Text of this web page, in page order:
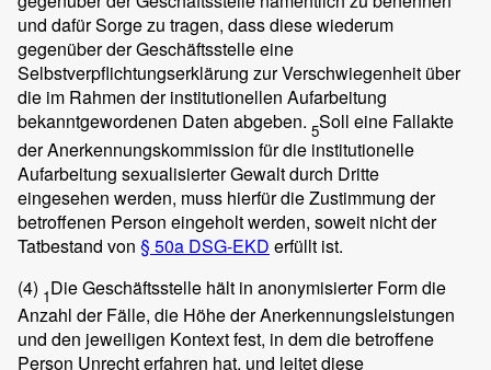
und dafür Sorge zu tragen, dass diese wiederum
gegenüber der Geschäftsstelle eine
Selbstverpflichtungserklärung zur Verschwiegenheit über
die im Rahmen der institutionellen Aufarbeitung
bekanntgewordenen Daten abgeben. 5Soll eine Fallakte
der Anerkennungskommission für die institutionelle
Aufarbeitung sexualisierter Gewalt durch Dritte
eingesehen werden, muss hierfür die Zustimmung der
betroffenen Person eingeholt werden, soweit nicht der
Tatbestand von § 50a DSG-EKD erfüllt ist.
(4) 1Die Geschäftsstelle hält in anonymisierter Form die
Anzahl der Fälle, die Höhe der Anerkennungsleistungen
und den jeweiligen Kontext fest, in dem die betroffene
Person Unrecht erfahren hat, und leitet diese